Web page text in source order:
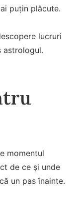
puțin plăcute.
lucruri
astrologul.
momentul
de ce și unde
un pas înainte.